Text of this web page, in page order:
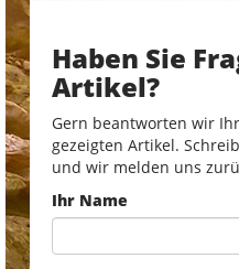
Haben Sie
Artikel?
Gern beantworten wir
gezeigten Artikel.
und wir melden uns
Ihr Name